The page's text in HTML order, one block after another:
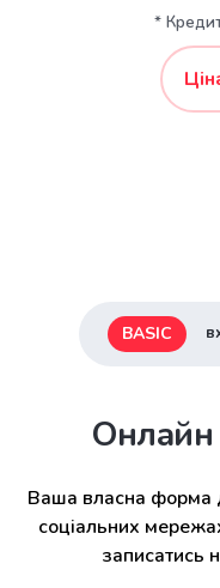
*
BASIC
Онлайн
Ваша власна форма
соціальних
записатись